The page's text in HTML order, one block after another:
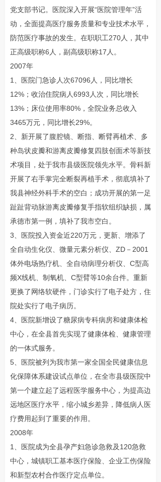
党支部书记。医院深入开展“医院管理年”活
动，全面提高医疗服务质量和专业技术水平，
防范医疗事故的发生。在职职工270人，其中
正高级职称6人，副高级职称17人。
2007年
1、医院门急诊人次67096人，同比增长
12%；收治住院病人6993人次，同比增长
13%；床位使用率80%，全院业务总收入
3465万元，同比增长29%。
2、新开展了腹腔镜、断指、断臂再植术、多
种岛状皮瓣和游离皮瓣修复四肢创面术等新技
术项目，处于我市县级医院领先水平。骨科新
开展了右手掌完全断裂再植手术，彻底填补了
我县神经外科手术的空白；成功开展的第一足
趾趾背动脉游离皮瓣修复手指软组织缺损，属
承德市第一例，填补了我市空白。
3、医院投入资金近220万元，更新、增添了
全自动生化仪、微量元素分析仪、ZD－2001
体外电场热疗机、全自动病理分析仪、C型高
频X线机、制氧机、C型臂等10余台件。重新
更换了网络软硬件，门诊实行了电子处方，住
院处实行了电子病历。
4、医院新增设了糖尿病专科病房和健康体检
中心，在全县首先实现了健康体检、健康管理
的一体式服务。
5、医院被列为我市第一家全国全民健康信息
化保障体系建设试点单位，在全市县级医院中
第一个建立起了远程医学服务中心，为提高边
远地区医疗水平，缩小城乡差异，降低病人医
疗费用起到了重要的作用。
2008年
1、医院成为全县孕产妇急诊急救及120急救
中心，城镇职工基本医疗保险、企业工伤保险
和新型农村合作医疗定点单位。